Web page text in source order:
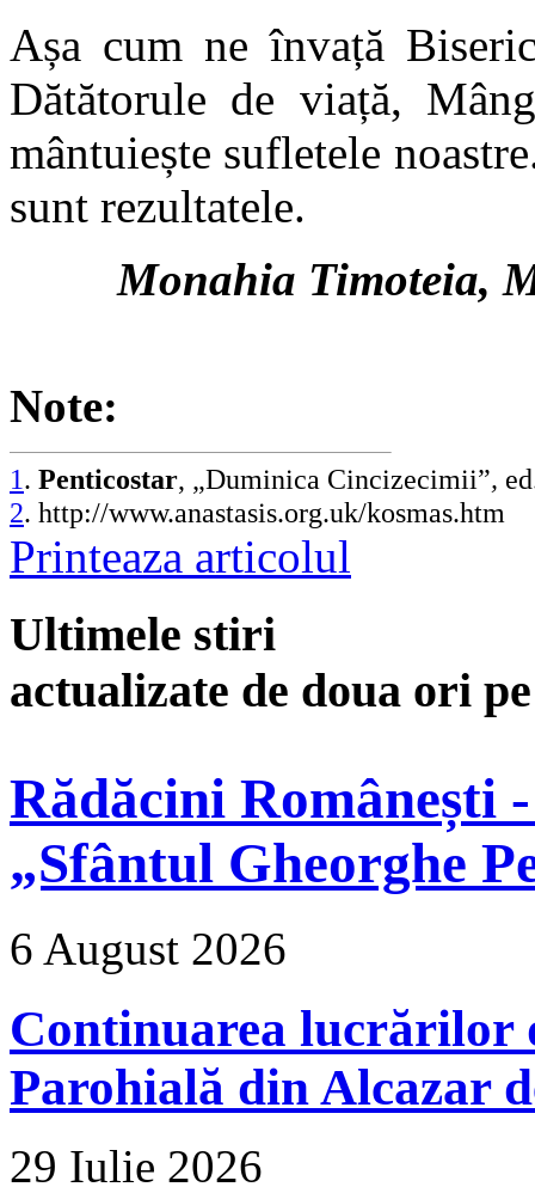
Așa cum ne învață
Dătătorule de viață,
mântuiește sufletele
sunt rezultatele.
Monahia Timoteia,
Note:
1. Penticostar, „Duminica Cincizecimii”,
2. http://www.anastasis.org.uk/kosmas.htm
Printeaza articolul
Ultimele stiri
actualizate de doua ori
Rădăcini Românești
„Sfântul Gheorghe
6 August 2026
Continuarea lucrărilor
Parohială din Alcazar
29 Iulie 2026